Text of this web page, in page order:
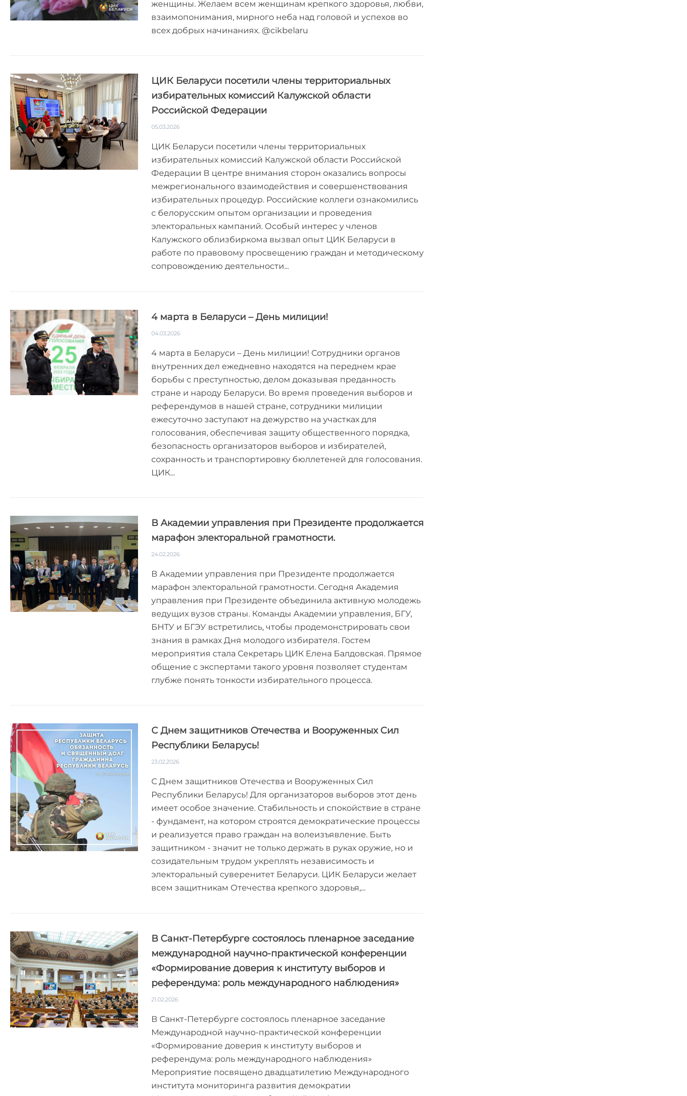
женщины. Желаем всем женщинам крепкого здоровья, любви,
взаимопонимания, мирного неба над головой и успехов во
всех добрых начинаниях. @cikbelaru
ЦИК Беларуси посетили члены территориальных
избирательных комиссий Калужской области
Российской Федерации
05.03.2026
ЦИК Беларуси посетили члены территориальных
избирательных комиссий Калужской области Российской
Федерации В центре внимания сторон оказались вопросы
межрегионального взаимодействия и совершенствования
избирательных процедур. Российские коллеги ознакомились
с белорусским опытом организации и проведения
электоральных кампаний. Особый интерес у членов
Калужского облизбиркома вызвал опыт ЦИК Беларуси в
работе по правовому просвещению граждан и методическому
сопровождению деятельности...
4 марта в Беларуси – День милиции!
04.03.2026
4 марта в Беларуси – День милиции! Сотрудники органов
внутренних дел ежедневно находятся на переднем крае
борьбы с преступностью, делом доказывая преданность
стране и народу Беларуси. Во время проведения выборов и
референдумов в нашей стране, сотрудники милиции
ежесуточно заступают на дежурство на участках для
голосования, обеспечивая защиту общественного порядка,
безопасность организаторов выборов и избирателей,
сохранность и транспортировку бюллетеней для голосования.
ЦИК...
В Академии управления при Президенте продолжается
марафон электоральной грамотности.
24.02.2026
В Академии управления при Президенте продолжается
марафон электоральной грамотности. Сегодня Академия
управления при Президенте объединила активную молодежь
ведущих вузов страны. Команды Академии управления, БГУ,
БНТУ и БГЭУ встретились, чтобы продемонстрировать свои
знания в рамках Дня молодого избирателя. Гостем
мероприятия стала Секретарь ЦИК Елена Балдовская. Прямое
общение с экспертами такого уровня позволяет студентам
глубже понять тонкости избирательного процесса.
С Днем защитников Отечества и Вооруженных Сил
Республики Беларусь!
23.02.2026
С Днем защитников Отечества и Вооруженных Сил
Республики Беларусь! Для организаторов выборов этот день
имеет особое значение. Стабильность и спокойствие в стране
- фундамент, на котором строятся демократические процессы
и реализуется право граждан на волеизъявление. Быть
защитником - значит не только держать в руках оружие, но и
созидательным трудом укреплять независимость и
электоральный суверенитет Беларуси. ЦИК Беларуси желает
всем защитникам Отечества крепкого здоровья,...
В Санкт-Петербурге состоялось пленарное заседание
международной научно-практической конференции
«Формирование доверия к институту выборов и
референдума: роль международного наблюдения»
21.02.2026
В Санкт-Петербурге состоялось пленарное заседание
Международной научно-практической конференции
«Формирование доверия к институту выборов и
референдума: роль международного наблюдения»
Мероприятие посвящено двадцатилетию Международного
института мониторинга развития демократии